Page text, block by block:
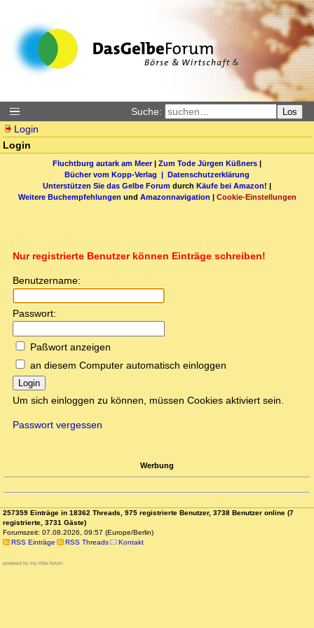
Suche: Los
Login
Login
Fluchtburg autark am Meer| Zum Tode Jürgen Küßners |
Bücher vom Kopp-Verlag | Datenschutzerklärung
Unterstützen Sie das Gelbe Forum durch Käufe bei Amazon! |
Weitere Buchempfehlungen und Amazonnavigation | Cookie-Einstellungen
Nur registrierte Benutzer können Einträge schreiben!
Benutzername:
Passwort:
Paßwort anzeigen
an diesem Computer automatisch einloggen
Login
Um sich einloggen zu können, müssen Cookies aktiviert sein.
Passwort vergessen
Werbung
257359 Einträge in 18362 Threads, 975 registrierte Benutzer, 3738 Benutzer online (7
registrierte, 3731 Gäste)
Forumszeit: 07.08.2026, 09:57 (Europe/Berlin)
RSS Einträge
RSS Threads Kontakt
powered by my little forum